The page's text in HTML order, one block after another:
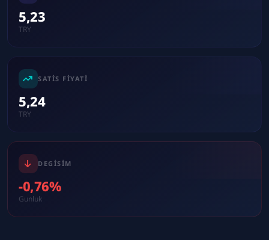
5,23
TRY
SATIS FIYATI
5,24
TRY
DEGISIM
-0,76%
Gunluk